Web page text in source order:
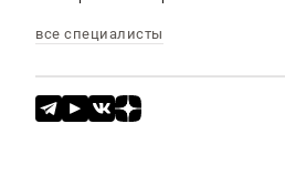
все специалисты